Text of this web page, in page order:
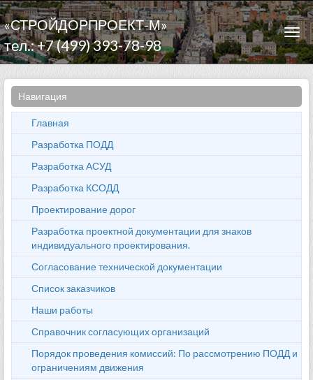
«СТРОЙДОРПРОЕКТ-М»
тел.: +7 (499) 393-78-98
Навигация
Главная
Разработка ПОДД
Разработка АСУД
Разработка КСОДД
Проектирование дорог
Разработка проектной документации для знаков
индивидуального проектирования.
Согласование технической документации
Список заказчиков
Наши работы
Справочник согласующих организаций
Порядок проведения комиссий: По рассмотрению ПОДД и
ограничениям движения